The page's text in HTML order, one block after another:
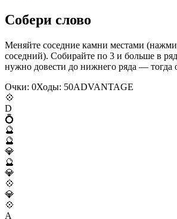
Собери слово
Меняйте соседние камни местами
соседний). Собирайте по 3 и больше в
нужно довести до нижнего ряда — тогда
Очки: 0Ходы: 50ADVANTAGE
💠
D
💍
🔮
🔮
💎
🔮
💎
💠
💎
💠
A